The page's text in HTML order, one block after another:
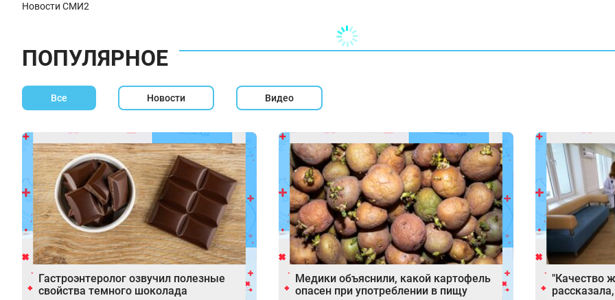
Новости СМИ2
ПОПУЛЯРНОЕ
Все Новости Видео
Гастроэнтеролог озвучил полезные
свойства темного шоколада
Медики объяснили, какой картофель
опасен при употреблении в пищу
"Качество